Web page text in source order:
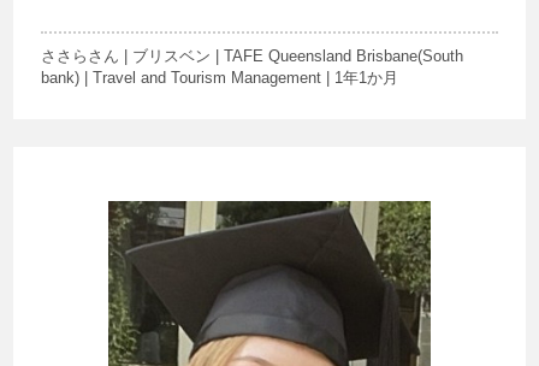
ささらさん | ブリスベン | TAFE Queensland Brisbane(South
bank) | Travel and Tourism Management | 1年1か月